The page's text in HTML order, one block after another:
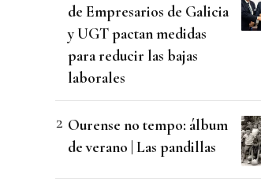
de Empresarios de Galicia
y UGT pactan medidas
para reducir las bajas
laborales
Ourense no tempo: álbum
de verano | Las pandillas